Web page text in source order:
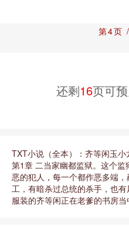
第4页
还剩16页可预
TXT小说（全本）：齐等闲玉小
第1章 二当家幽都监狱。这个
恶的犯人，每一个都作恶多端
工，有暗杀过总统的杀手，也
服装的齐等闲正在老爹的书房